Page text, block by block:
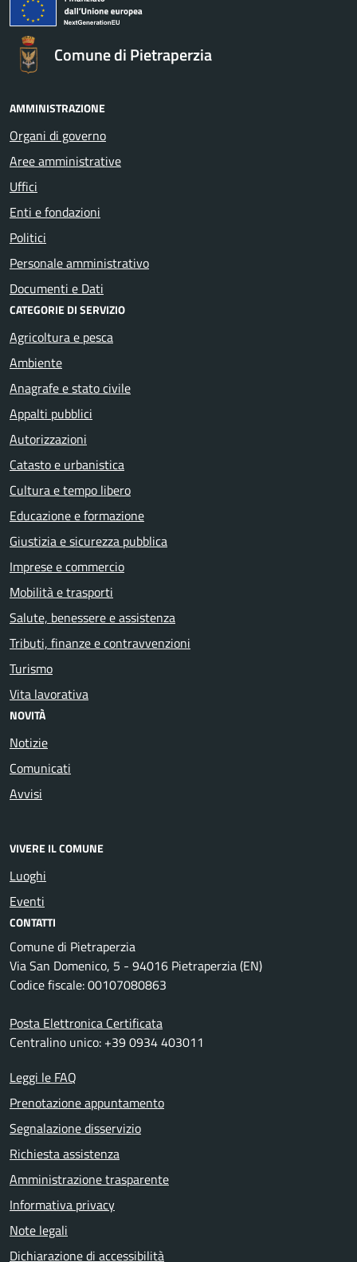
Comune di Pietraperzia
AMMINISTRAZIONE
Organi di governo
Aree amministrative
Uffici
Enti e fondazioni
Politici
Personale amministrativo
Documenti e Dati
CATEGORIE DI SERVIZIO
Agricoltura e pesca
Ambiente
Anagrafe e stato civile
Appalti pubblici
Autorizzazioni
Catasto e urbanistica
Cultura e tempo libero
Educazione e formazione
Giustizia e sicurezza pubblica
Imprese e commercio
Mobilità e trasporti
Salute, benessere e assistenza
Tributi, finanze e contravvenzioni
Turismo
Vita lavorativa
NOVITÀ
Notizie
Comunicati
Avvisi
VIVERE IL COMUNE
Luoghi
Eventi
CONTATTI
Comune di Pietraperzia
Via San Domenico, 5 - 94016 Pietraperzia (EN)
Codice fiscale: 00107080863
Posta Elettronica Certificata
Centralino unico: +39 0934 403011
Leggi le FAQ
Prenotazione appuntamento
Segnalazione disservizio
Richiesta assistenza
Amministrazione trasparente
Informativa privacy
Note legali
Dichiarazione di accessibilità